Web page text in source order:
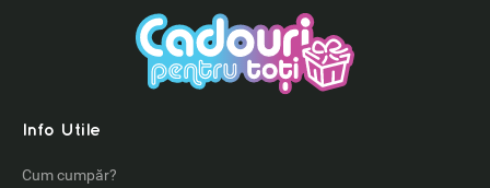
Info Utile
Cum cumpăr?